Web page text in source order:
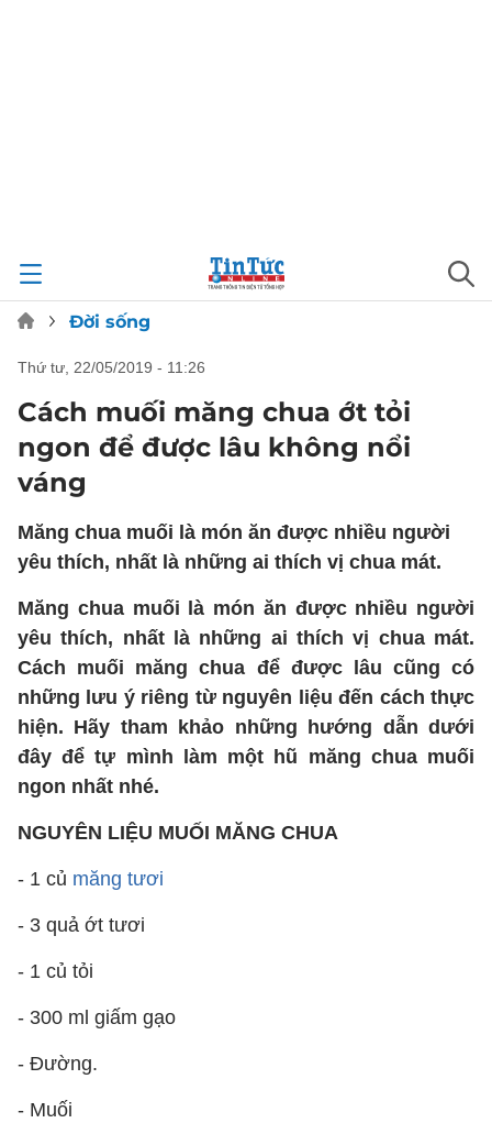
Đời sống
thứ tư, 22/05/2019 - 11:26
Cách muối măng chua ớt tỏi
ngon để được lâu không nổi
váng
Măng chua muối là món ăn được nhiều người
yêu thích, nhất là những ai thích vị chua mát.
Măng chua muối là món ăn được nhiều người
yêu thích, nhất là những ai thích vị chua mát.
Cách muối măng chua để được lâu cũng có
những lưu ý riêng từ nguyên liệu đến cách thực
hiện. Hãy tham khảo những hướng dẫn dưới
đây để tự mình làm một hũ măng chua muối
ngon nhất nhé.
NGUYÊN LIỆU MUỐI MĂNG CHUA
- 1 củ măng tươi
- 3 quả ớt tươi
- 1 củ tỏi
- 300 ml giấm gạo
- Đường.
- Muối